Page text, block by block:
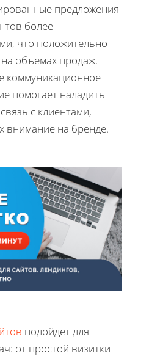
предложения
более
что положительно
на объемах продаж.
коммуникационное
помогает наладить
с клиентами,
внимание на бренде.
подойдет для
от простой визитки